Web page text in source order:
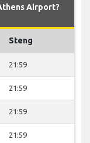
Airport?
Steng
21:59
21:59
21:59
21:59